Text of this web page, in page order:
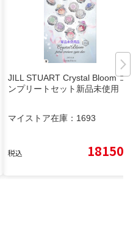
JILL STUART Crystal Bloom コ
ンプリートセット新品未使用
マイストア在庫： 1693
税込 18150